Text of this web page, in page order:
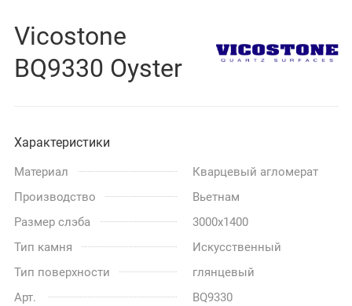
Vicostone
BQ9330 Oyster
Характеристики
Материал
Кварцевый агломерат
Производство
Вьетнам
Размер слэба
3000x1400
Тип камня
Искусственный
Тип поверхности
глянцевый
Арт.
BQ9330